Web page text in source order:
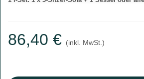
86,40 € (inkl. MwSt.)